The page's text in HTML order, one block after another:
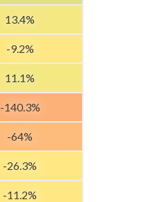
13.4%
-9.2%
11.1%
-140.3%
-64%
-26.3%
-11.2%